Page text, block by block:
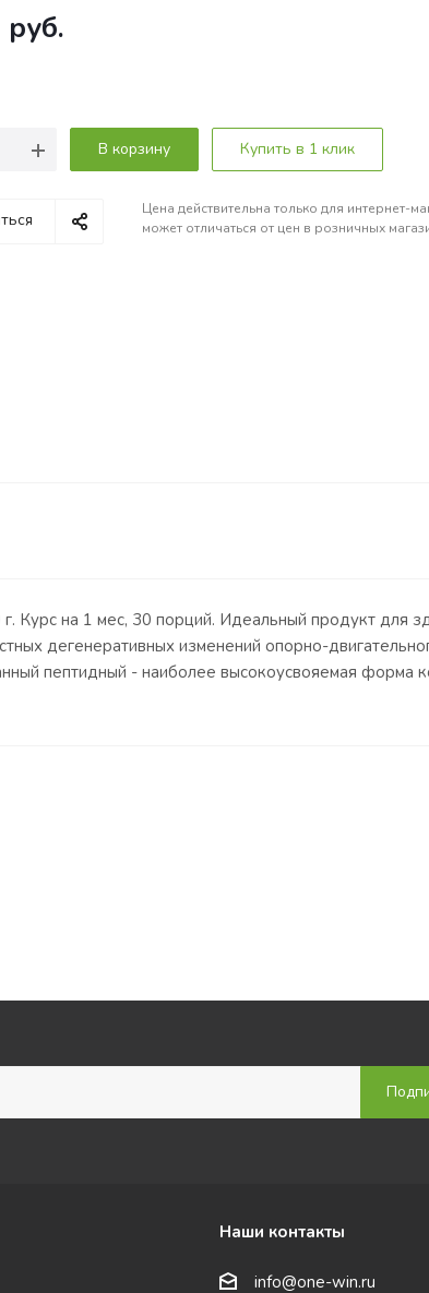
руб.
В корзину Купить в 1 клик
Цена действительна только для интернет-
может отличаться от цен в розничных
Курс на 1 мес, 30 порций. Идеальный продукт для
дегенеративных изменений опорно-
пептидный - наиболее высокоусвояемая форма
Наши контакты
info@one-win.ru